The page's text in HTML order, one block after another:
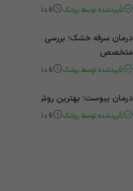
تأییدشده توسط پزشک 6 دقیقه
درمان سرفه خشک؛ بررسی علت و
متخصص
تأییدشده توسط پزشک 6 دقیقه
درمان یبوست؛ بهترین روش‌های
تأییدشده توسط پزشک 6 دقیقه